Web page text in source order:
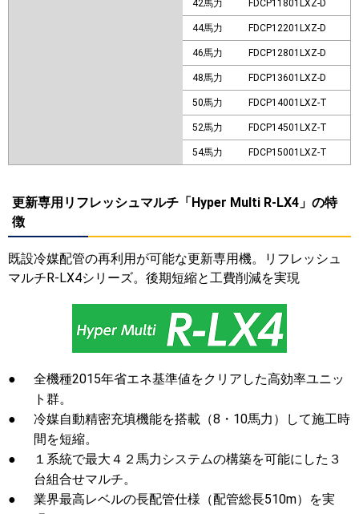
42馬力 FDCP11801LXZ-D
44馬力 FDCP12201LXZ-D
46馬力 FDCP12801LXZ-D
48馬力 FDCP13601LXZ-D
50馬力 FDCP14001LXZ-T
52馬力 FDCP14501LXZ-T
54馬力 FDCP15001LXZ-T
更新専用リフレッシュマルチ「Hyper Multi R-LX4」の特
徴
既設冷媒配管の再利用が可能な更新専用機。リフレッシュ
マルチR-LX4シリーズ。後期短縮と工費削減を実現
●
全機種2015年省エネ基準値をクリアした高効率ユニッ
ト群。
●
冷媒自動精密充填機能を搭載（8・10馬力）して施工時
間を短縮。
●
１系統で最大４２馬力システムの構築を可能にした３
台組合せマルチ。
●
業界最高レベルの長配管仕様（配管総長510m）を実